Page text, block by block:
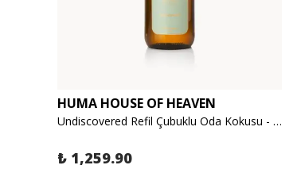
HUMA HOUSE OF HEAVEN
Undiscovered Refil Çubuklu Oda Kokusu - Egzotik Orman, Odunsu 250ml
₺ 1,259.90